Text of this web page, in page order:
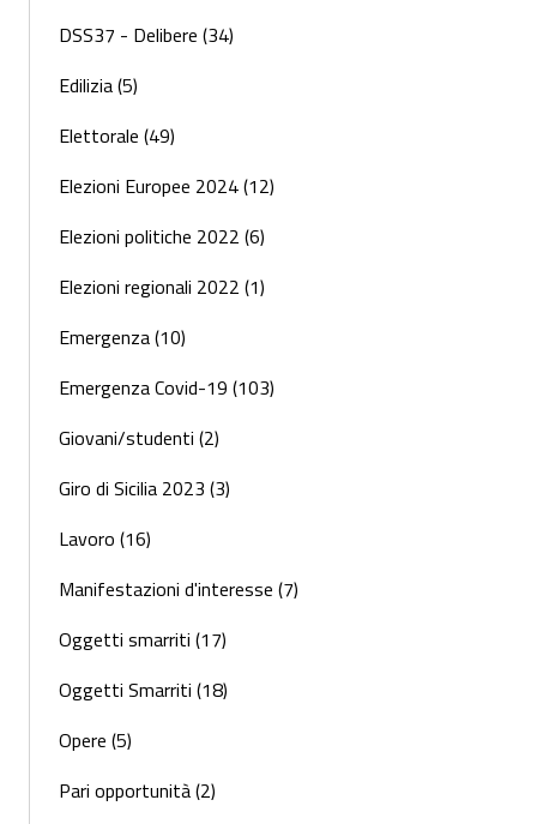
DSS37 - Delibere (34)
Edilizia (5)
Elettorale (49)
Elezioni Europee 2024 (12)
Elezioni politiche 2022 (6)
Elezioni regionali 2022 (1)
Emergenza (10)
Emergenza Covid-19 (103)
Giovani/studenti (2)
Giro di Sicilia 2023 (3)
Lavoro (16)
Manifestazioni d'interesse (7)
Oggetti smarriti (17)
Oggetti Smarriti (18)
Opere (5)
Pari opportunità (2)